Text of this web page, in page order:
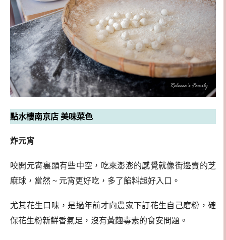
點水樓南京店 美味菜色
炸元宵
咬開元宵裏頭有些中空，吃來澎澎的感覺就像街邊賣的芝
麻球，當然 ~ 元宵更好吃，多了餡料超好入口。
尤其花生口味，是過年前才向農家下訂花生自己磨粉，確
保花生粉新鮮香氣足，沒有黃麴毒素的食安問題。